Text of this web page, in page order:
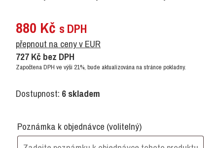
880 Kč s DPH
přepnout na ceny v EUR
727Kč bez DPH
Započtena DPH ve výši 21%, bude aktualizována na stránce pokladny.
Dostupnost: 6 skladem
Poznámka k objednávce (volitelný)